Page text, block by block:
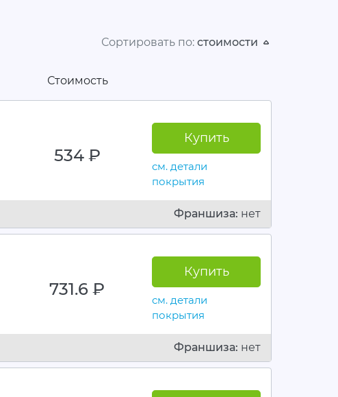
Сортировать по: стоимости
Стоимость
534 руб.
Купить
см. детали
покрытия
Франшиза: нет
731.6руб.
Купить
см. детали
покрытия
Франшиза: нет